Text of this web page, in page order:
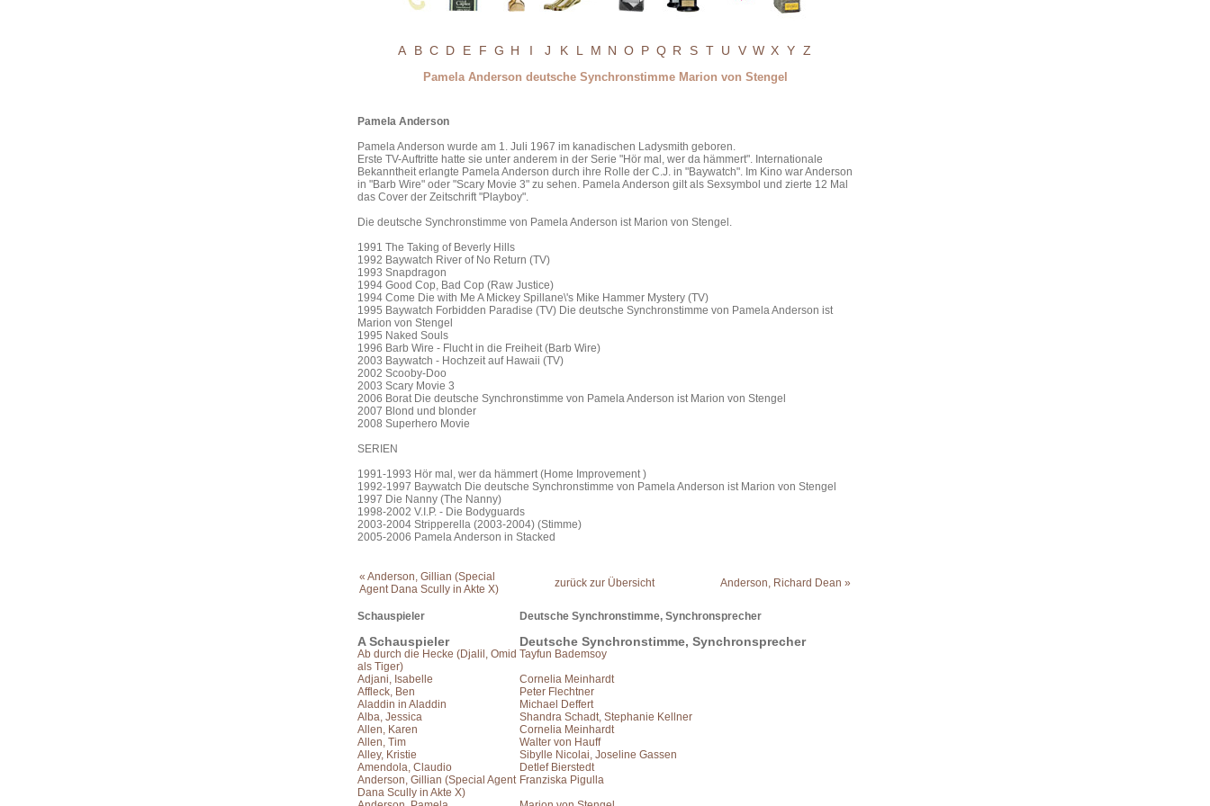
A B C D E F G H I J K L M N O P Q R S T U V W X Y Z
Pamela Anderson deutsche Synchronstimme Marion von Stengel
Pamela Anderson
Pamela Anderson wurde am 1. Juli 1967 im kanadischen Ladysmith geboren.
Erste TV-Auftritte hatte sie unter anderem in der Serie "Hör mal, wer da hämmert". Internationale
Bekanntheit erlangte Pamela Anderson durch ihre Rolle der C.J. in "Baywatch". Im Kino war Anderson
in "Barb Wire" oder "Scary Movie 3" zu sehen. Pamela Anderson gilt als Sexsymbol und zierte 12 Mal
das Cover der Zeitschrift "Playboy".
Die deutsche Synchronstimme von Pamela Anderson ist Marion von Stengel.
1991 The Taking of Beverly Hills
1992 Baywatch River of No Return (TV)
1993 Snapdragon
1994 Good Cop, Bad Cop (Raw Justice)
1994 Come Die with Me A Mickey Spillane\'s Mike Hammer Mystery (TV)
1995 Baywatch Forbidden Paradise (TV) Die deutsche Synchronstimme von Pamela Anderson ist
Marion von Stengel
1995 Naked Souls
1996 Barb Wire - Flucht in die Freiheit (Barb Wire)
2003 Baywatch - Hochzeit auf Hawaii (TV)
2002 Scooby-Doo
2003 Scary Movie 3
2006 Borat Die deutsche Synchronstimme von Pamela Anderson ist Marion von Stengel
2007 Blond und blonder
2008 Superhero Movie
SERIEN
1991-1993 Hör mal, wer da hämmert (Home Improvement )
1992-1997 Baywatch Die deutsche Synchronstimme von Pamela Anderson ist Marion von Stengel
1997 Die Nanny (The Nanny)
1998-2002 V.I.P. - Die Bodyguards
2003-2004 Stripperella (2003-2004) (Stimme)
2005-2006 Pamela Anderson in Stacked
« Anderson, Gillian (Special
Agent Dana Scully in Akte X)
zurück zur Übersicht Anderson, Richard Dean »
Schauspieler Deutsche Synchronstimme, Synchronsprecher
A Schauspieler Deutsche Synchronstimme, Synchronsprecher
Ab durch die Hecke (Djalil, Omid
als Tiger)
Tayfun Bademsoy
Adjani, Isabelle
Cornelia Meinhardt
Affleck, Ben
Peter Flechtner
Aladdin in Aladdin
Michael Deffert
Alba, Jessica
Shandra Schadt, Stephanie Kellner
Allen, Karen
Cornelia Meinhardt
Allen, Tim
Walter von Hauff
Alley, Kristie
Sibylle Nicolai, Joseline Gassen
Amendola, Claudio
Detlef Bierstedt
Anderson, Gillian (Special Agent
Dana Scully in Akte X)
Franziska Pigulla